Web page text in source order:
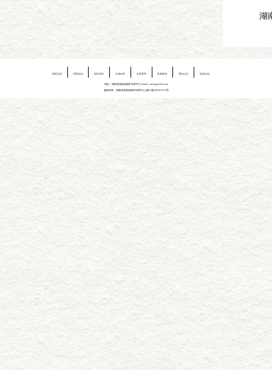
湖
剧院总览 剧院动态 剧目创作 非遗传承 名家荟萃 音像集锦 通知公告 延伸活动
地址：湖南省花鼓戏保护传承中心 E-mail：hnshgx@163.com
版权所有：湖南省花鼓戏保护传承中心 湘ICP备2023015723号